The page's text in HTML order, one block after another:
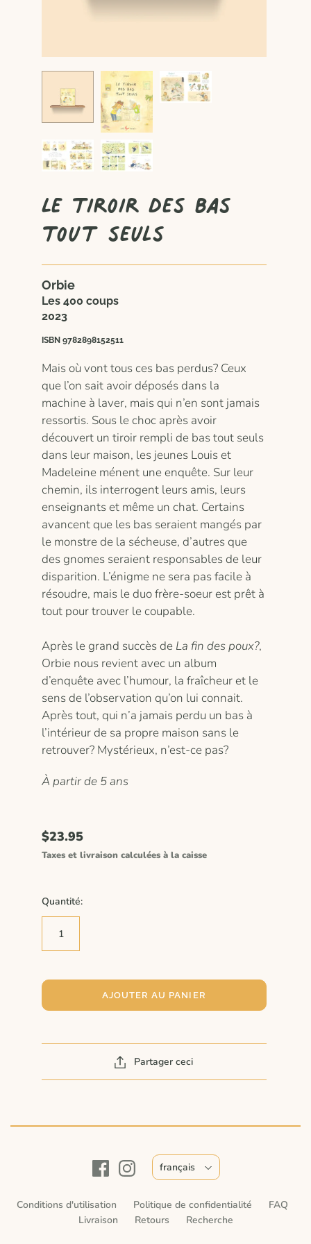
Le tiroir des bas
tout seuls
Orbie
Les 400 coups
2023
ISBN 9782898152511
Mais où vont tous ces bas perdus? Ceux
que l’on sait avoir déposés dans la
machine à laver, mais qui n’en sont jamais
ressortis. Sous le choc après avoir
découvert un tiroir rempli de bas tout seuls
dans leur maison, les jeunes Louis et
Madeleine ménent une enquête. Sur leur
chemin, ils interrogent leurs amis, leurs
enseignants et même un chat. Certains
avancent que les bas seraient mangés par
le monstre de la sécheuse, d’autres que
des gnomes seraient responsables de leur
disparition. L’énigme ne sera pas facile à
résoudre, mais le duo frère-soeur est prêt à
tout pour trouver le coupable.
Après le grand succès de La fin des poux?,
Orbie nous revient avec un album
d’enquête avec l’humour, la fraîcheur et le
sens de l’observation qu’on lui connait.
Après tout, qui n’a jamais perdu un bas à
l’intérieur de sa propre maison sans le
retrouver? Mystérieux, n’est-ce pas?
À partir de 5 ans
$23.95
Taxes et livraison calculées à la caisse
Quantité:
AJOUTER AU PANIER
Partager ceci
Conditions d'utilisation Politique de confidentialité
FAQ
Livraison
Retours Recherche
français